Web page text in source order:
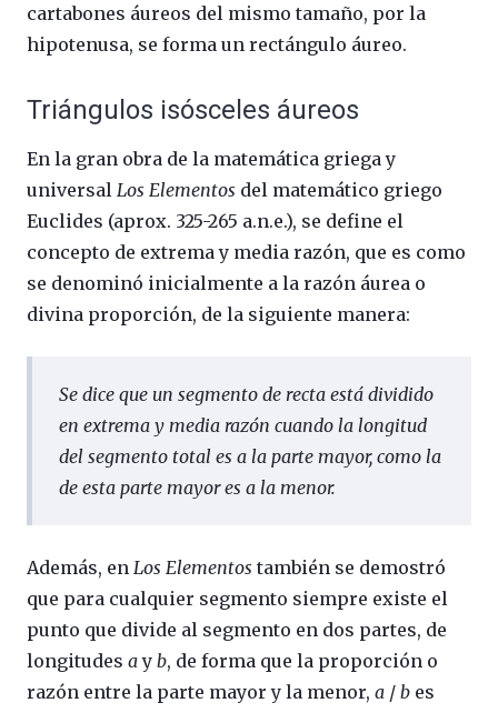
cartabones áureos del mismo tamaño, por la
hipotenusa, se forma un rectángulo áureo.
Triángulos isósceles áureos
En la gran obra de la matemática griega y
universal Los Elementos del matemático griego
Euclides (aprox. 325-265 a.n.e.), se define el
concepto de extrema y media razón, que es como
se denominó inicialmente a la razón áurea o
divina proporción, de la siguiente manera:
Se dice que un segmento de recta está dividido
en extrema y media razón cuando la longitud
del segmento total es a la parte mayor, como la
de esta parte mayor es a la menor.
Además, en Los Elementos también se demostró
que para cualquier segmento siempre existe el
punto que divide al segmento en dos partes, de
longitudes ay b, de forma que la proporción o
razón entre la parte mayor y la menor, a / b es